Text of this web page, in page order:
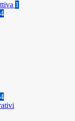
1
4
4